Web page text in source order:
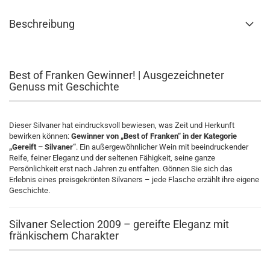
Beschreibung
Best of Franken Gewinner! | Ausgezeichneter
Genuss mit Geschichte
Dieser Silvaner hat eindrucksvoll bewiesen, was Zeit und Herkunft
bewirken können: Gewinner von „Best of Franken“ in der Kategorie
„Gereift – Silvaner“. Ein außergewöhnlicher Wein mit beeindruckender
Reife, feiner Eleganz und der seltenen Fähigkeit, seine ganze
Persönlichkeit erst nach Jahren zu entfalten. Gönnen Sie sich das
Erlebnis eines preisgekrönten Silvaners – jede Flasche erzählt ihre eigene
Geschichte.
Silvaner Selection 2009 – gereifte Eleganz mit
fränkischem Charakter